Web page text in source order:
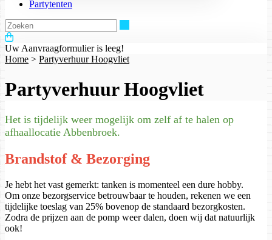
Partytenten
Uw Aanvraagformulier is leeg!
Home > Partyverhuur Hoogvliet
Partyverhuur Hoogvliet
Het is tijdelijk weer mogelijk om zelf af te halen op
afhaallocatie Abbenbroek.
Brandstof & Bezorging
Je hebt het vast gemerkt: tanken is momenteel een dure hobby.
Om onze bezorgservice betrouwbaar te houden, rekenen we een
tijdelijke toeslag van 25% bovenop de standaard bezorgkosten.
Zodra de prijzen aan de pomp weer dalen, doen wij dat natuurlijk
ook!